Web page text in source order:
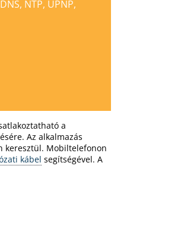
NTP, UPNP,
a
Az alkalmazás
keresztül. Mobiltelefonon
kábel segítségével. A